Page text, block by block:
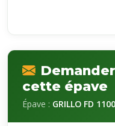
cette épave
Épave : GRILLO FD